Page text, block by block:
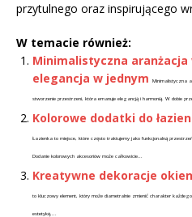
przytulnego oraz inspirującego
W temacie również:
Minimalistyczna
elegancja w jednym
Minimalistyczna
stworzenie przestrzeni, która emanuje elegancją i harmonią. W dobie
Kolorowe dodatki do
Łazienka to miejsce, które często traktujemy jako funkcjonalną
Dodanie kolorowych akcesoriów może całkowicie...
Kreatywne dekoracje
to kluczowy element, który może diametralnie zmienić charakter
estetykę,...